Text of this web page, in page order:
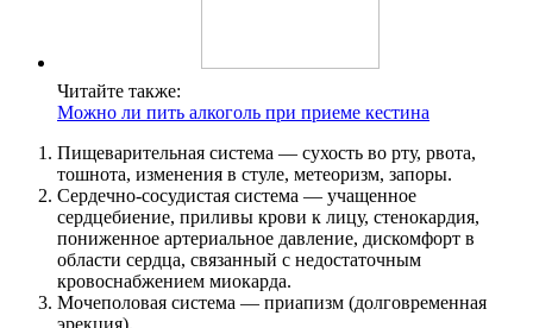
Читайте также:
Можно ли пить алкоголь при приеме кестина
Пищеварительная система — сухость во рту, рвота,
тошнота, изменения в стуле, метеоризм, запоры.
Сердечно-сосудистая система — учащенное
сердцебиение, приливы крови к лицу, стенокардия,
пониженное артериальное давление, дискомфорт в
области сердца, связанный с недостаточным
кровоснабжением миокарда.
Мочеполовая система — приапизм (долговременная